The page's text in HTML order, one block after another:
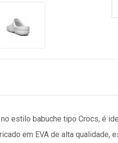
estilo babuche tipo Crocs, é
em EVA de alta